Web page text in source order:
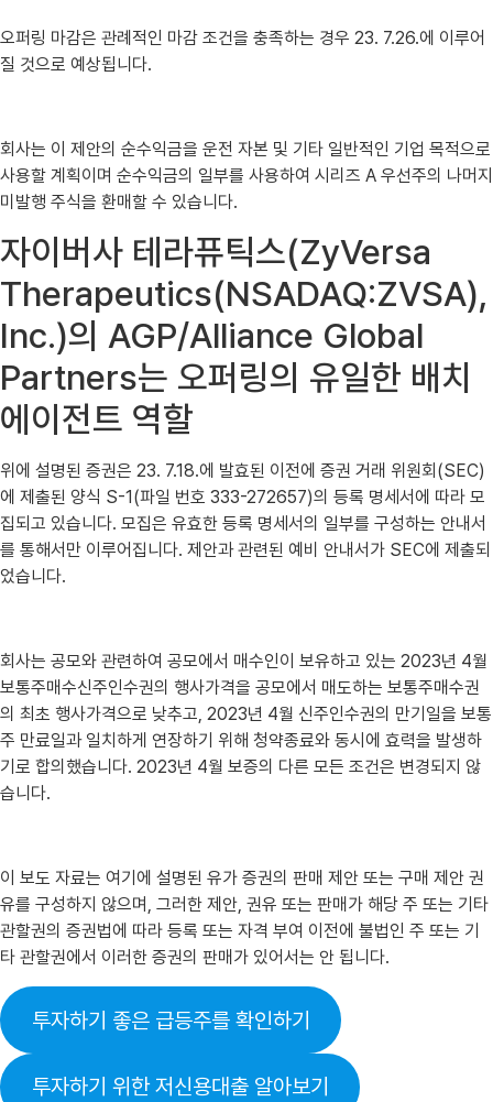
오퍼링 마감은 관례적인 마감 조건을 충족하는 경우 23. 7.26.에 이루어
질 것으로 예상됩니다.
회사는 이 제안의 순수익금을 운전 자본 및 기타 일반적인 기업 목적으로
사용할 계획이며 순수익금의 일부를 사용하여 시리즈 A 우선주의 나머지
미발행 주식을 환매할 수 있습니다.
자이버사 테라퓨틱스(ZyVersa
Therapeutics(NSADAQ:ZVSA),
Inc.)의 AGP/Alliance Global
Partners는 오퍼링의 유일한 배치
에이전트 역할
위에 설명된 증권은 23. 7.18.에 발효된 이전에 증권 거래 위원회(SEC)
에 제출된 양식 S-1(파일 번호 333-272657)의 등록 명세서에 따라 모
집되고 있습니다. 모집은 유효한 등록 명세서의 일부를 구성하는 안내서
를 통해서만 이루어집니다. 제안과 관련된 예비 안내서가 SEC에 제출되
었습니다.
회사는 공모와 관련하여 공모에서 매수인이 보유하고 있는 2023년 4월
보통주매수신주인수권의 행사가격을 공모에서 매도하는 보통주매수권
의 최초 행사가격으로 낮추고, 2023년 4월 신주인수권의 만기일을 보통
주 만료일과 일치하게 연장하기 위해 청약종료와 동시에 효력을 발생하
기로 합의했습니다. 2023년 4월 보증의 다른 모든 조건은 변경되지 않
습니다.
이 보도 자료는 여기에 설명된 유가 증권의 판매 제안 또는 구매 제안 권
유를 구성하지 않으며, 그러한 제안, 권유 또는 판매가 해당 주 또는 기타
관할권의 증권법에 따라 등록 또는 자격 부여 이전에 불법인 주 또는 기
타 관할권에서 이러한 증권의 판매가 있어서는 안 됩니다.
투자하기 좋은 급등주를 확인하기
투자하기 위한 저신용대출 알아보기